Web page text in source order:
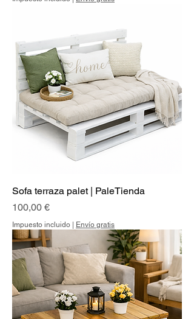
Sofa terraza palet | PaleTienda
Precio
100,00 €
Impuesto incluido Envío gratis